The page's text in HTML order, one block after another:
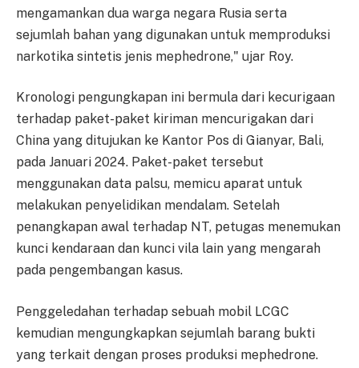
mengamankan dua warga negara Rusia serta
sejumlah bahan yang digunakan untuk memproduksi
narkotika sintetis jenis mephedrone," ujar Roy.
Kronologi pengungkapan ini bermula dari kecurigaan
terhadap paket-paket kiriman mencurigakan dari
China yang ditujukan ke Kantor Pos di Gianyar, Bali,
pada Januari 2024. Paket-paket tersebut
menggunakan data palsu, memicu aparat untuk
melakukan penyelidikan mendalam. Setelah
penangkapan awal terhadap NT, petugas menemukan
kunci kendaraan dan kunci vila lain yang mengarah
pada pengembangan kasus.
Penggeledahan terhadap sebuah mobil LCGC
kemudian mengungkapkan sejumlah barang bukti
yang terkait dengan proses produksi mephedrone.